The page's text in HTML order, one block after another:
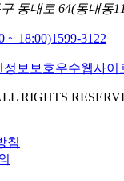
동내로 64(동내동
~ 18:00)1599-3122
RIGHTS
침